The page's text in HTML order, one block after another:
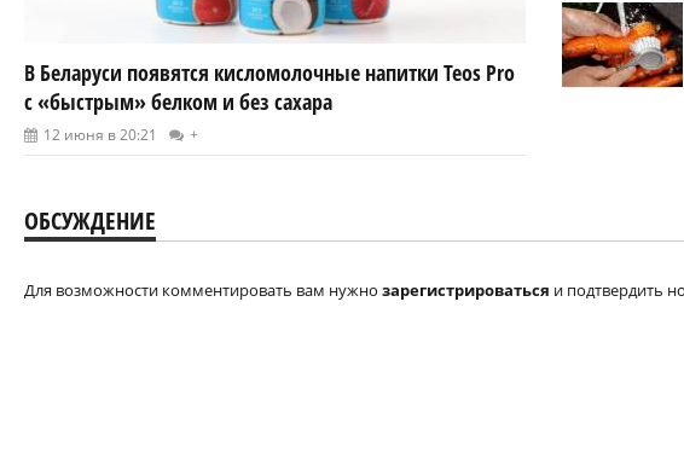
В Беларуси появятся кисломолочные напитки Teos Pro
с «быстрым» белком и без сахара
12 июня в 20:21 +
ОБСУЖДЕНИЕ
Для возможности комментировать вам нужно зарегистрироваться и подтвердить